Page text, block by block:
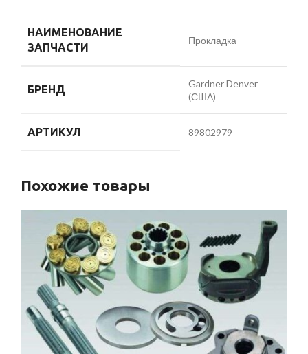
НАИМЕНОВАНИЕ
ЗАПЧАСТИ
Прокладка
БРЕНД
Gardner Denver
(США)
АРТИКУЛ 89802979
Похожие товары